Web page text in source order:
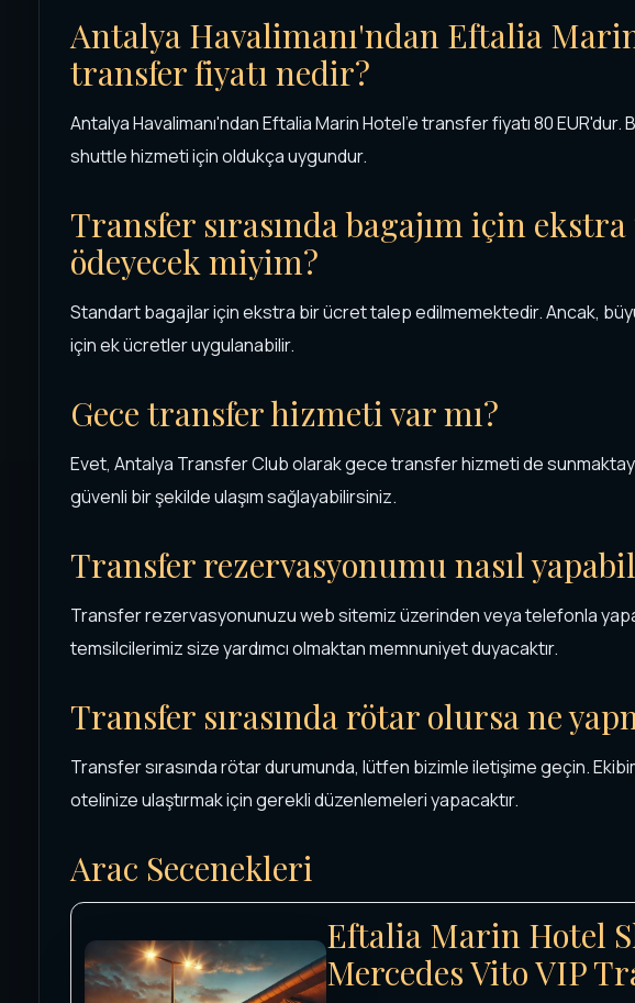
Antalya Havalimanı'ndan Eftalia
transfer fiyatı nedir?
Antalya Havalimanı'ndan Eftalia Marin Hotel'e transfer fiyatı 80 EUR'dur.
shuttle hizmeti için oldukça uygundur.
Transfer sırasında bagajım için
ödeyecek miyim?
Standart bagajlar için ekstra bir ücret talep edilmemektedir. Ancak,
için ek ücretler uygulanabilir.
Gece transfer hizmeti var mı?
Evet, Antalya Transfer Club olarak gece transfer hizmeti de
güvenli bir şekilde ulaşım sağlayabilirsiniz.
Transfer rezervasyonumu nasıl
Transfer rezervasyonunuzu web sitemiz üzerinden veya telefonla
temsilcilerimiz size yardımcı olmaktan memnuniyet duyacaktır.
Transfer sırasında rötar olursa ne
Transfer sırasında rötar durumunda, lütfen bizimle iletişime geçin.
otelinize ulaştırmak için gerekli düzenlemeleri yapacaktır.
Arac Secenekleri
Eftalia Marin Hotel
Mercedes Vito VIP